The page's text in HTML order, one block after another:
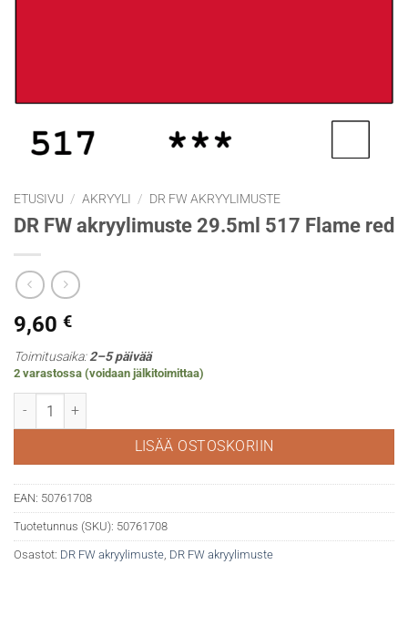
ETUSIVU / AKRYYLI / DR FW AKRYYLIMUSTE
DR FW akryylimuste 29.5ml 517 Flame red
9,60 €
Toimitusaika:2–5 päivää
2 varastossa (voidaan jälkitoimittaa)
DR FW akryylimuste 29.5ml 517 Flame red määrä
LISÄÄ OSTOSKORIIN
EAN: 50761708
Tuotetunnus (SKU): 50761708
Osastot: DR FW akryylimuste, DR FW akryylimuste